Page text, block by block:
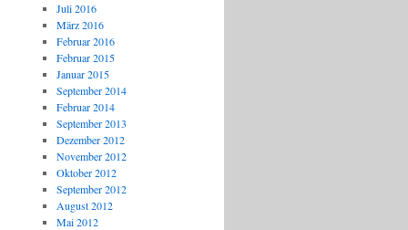
Juli 2016
März 2016
Februar 2016
Februar 2015
Januar 2015
September 2014
Februar 2014
September 2013
Dezember 2012
November 2012
Oktober 2012
September 2012
August 2012
Mai 2012